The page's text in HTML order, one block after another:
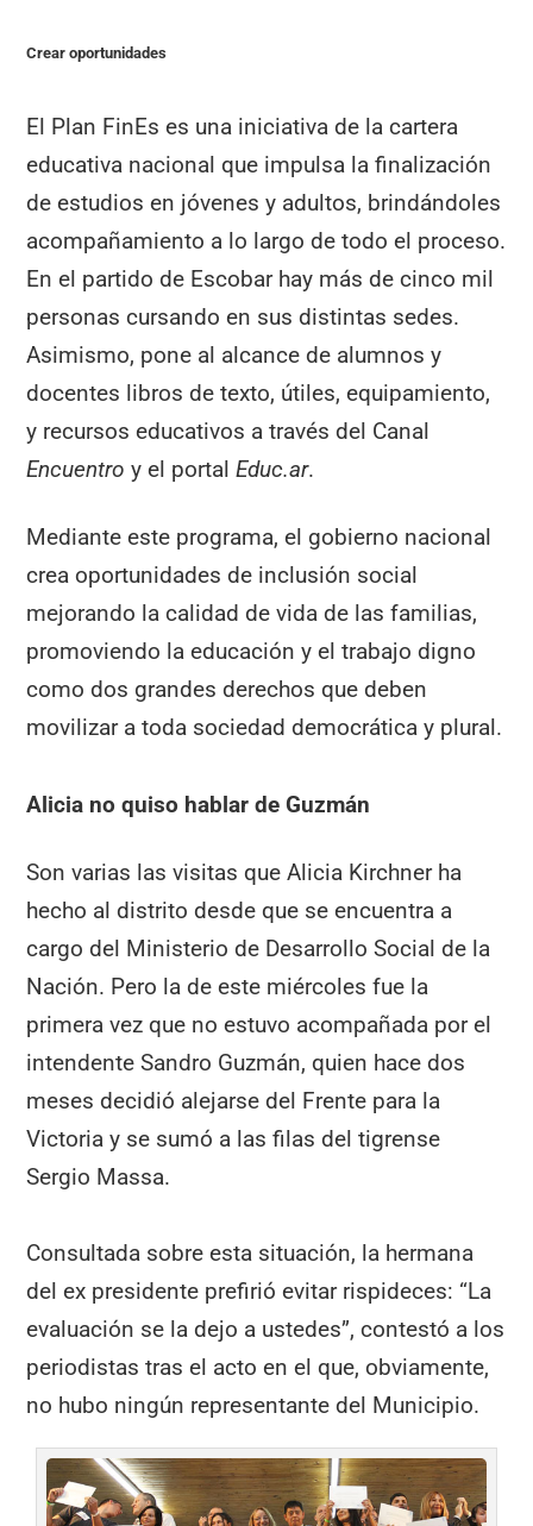
Crear oportunidades
El Plan FinEs es una iniciativa de la cartera
educativa nacional que impulsa la finalización
de estudios en jóvenes y adultos, brindándoles
acompañamiento a lo largo de todo el proceso.
En el partido de Escobar hay más de cinco mil
personas cursando en sus distintas sedes.
Asimismo, pone al alcance de alumnos y
docentes libros de texto, útiles, equipamiento,
y recursos educativos a través del Canal
Encuentro y el portal Educ.ar.
Mediante este programa, el gobierno nacional
crea oportunidades de inclusión social
mejorando la calidad de vida de las familias,
promoviendo la educación y el trabajo digno
como dos grandes derechos que deben
movilizar a toda sociedad democrática y plural.
Alicia no quiso hablar de Guzmán
Son varias las visitas que Alicia Kirchner ha
hecho al distrito desde que se encuentra a
cargo del Ministerio de Desarrollo Social de la
Nación. Pero la de este miércoles fue la
primera vez que no estuvo acompañada por el
intendente Sandro Guzmán, quien hace dos
meses decidió alejarse del Frente para la
Victoria y se sumó a las filas del tigrense
Sergio Massa.
Consultada sobre esta situación, la hermana
del ex presidente prefirió evitar rispideces: “La
evaluación se la dejo a ustedes”, contestó a los
periodistas tras el acto en el que, obviamente,
no hubo ningún representante del Municipio.